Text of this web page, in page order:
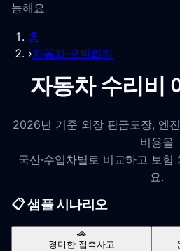
능해요
홈
›자동차·모빌리티
자동차 수리비
2026년 기준 외장 판금도장, 엔
비용을
국산·수입차별로 비교하고 보
요.
📋 샘플 시나리오
🚗
경미한 접촉사고